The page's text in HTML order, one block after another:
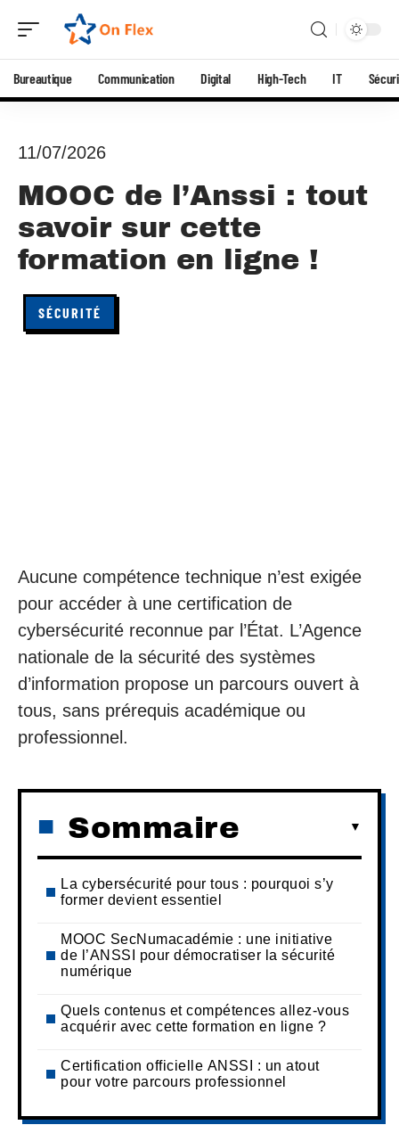
Bureautique Communication Digital High-Tech IT
11/07/2026
MOOC de l’Anssi : tout
savoir sur cette
formation en ligne !
SÉCURITÉ
Aucune compétence technique n’est exigée
pour accéder à une certification de
cybersécurité reconnue par l’État. L’Agence
nationale de la sécurité des systèmes
d’information propose un parcours ouvert à
tous, sans prérequis académique ou
professionnel.
Sommaire
La cybersécurité pour tous : pourquoi s’y
former devient essentiel
MOOC SecNumacadémie : une initiative
de l’ANSSI pour démocratiser la sécurité
numérique
Quels contenus et compétences allez-vous
acquérir avec cette formation en ligne ?
Certification officielle ANSSI : un atout
pour votre parcours professionnel